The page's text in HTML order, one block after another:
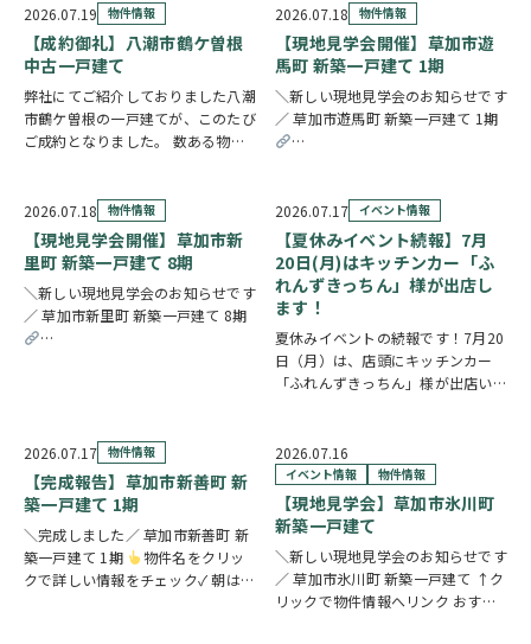
め、お好きな建築会社を自由にお選
びいただけます。43.51坪の広々と
した敷地を…
とても嬉しく思っております。 販
売期間中はたくさんのお問い合わせ
やご内覧をいただ…
2026.07.19 物件情報
【成約御礼】八潮市鶴ケ曽根
中古一戸建て
弊社にてご紹介しておりました八潮
市鶴ケ曽根の一戸建てが、このたび
ご成約となりました。 数ある物件
同とても嬉しく思っております。
販売期間中はたくさんのお問い合わ
せやご内覧をいた…
2026.07.18 物件情報
【現地見学会開催】草加市遊
馬町 新築一戸建て 1期
＼新しい現地見学会のお知らせです
／ 草加市遊馬町 新築一戸建て 1期
2026.07.18 物件情報
【現地見学会開催】草加市新
里町 新築一戸建て 8期
＼新しい現地見学会のお知らせです
／ 草加市新里町 新築一戸建て 8期
https://www.century21soka.com/st/
2026.07.17 イベント情報
【夏休みイベント続報】7月
20日(月)はキッチンカー「ふ
れんずきっちん」様が出店し
ます！
夏休みイベントの続報です！7月20
日（月）は、店頭にキッチンカー
「ふれんずきっちん」様が出店いた
をご用意しておりますので、ご家族
皆さまでぜひお立ち寄りください。
【販売メニュー…
2026.07.17 物件情報
【完成報告】草加市新善町 新
築一戸建て 1期
＼完成しました／ 草加市新善町 新
築一戸建て 1期
物件名をクリッ
クで詳しい情報をチェック✓ 朝は南
2026.07.16
イベント情報 物件情報
【現地見学会】草加市氷川町
新築一戸建て
＼新しい現地見学会のお知らせです
／ 草加市氷川町 新築一戸建て ↑ク
リックで物件情報へリンク おすす